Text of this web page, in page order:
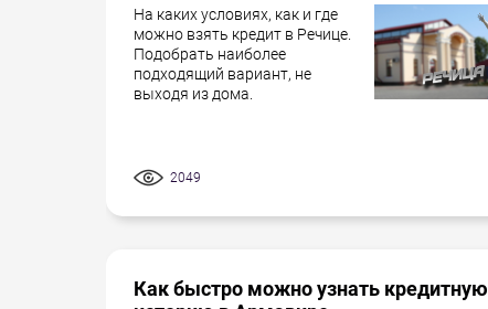
На каких условиях, как и где
можно взять кредит в Речице.
Подобрать наиболее
подходящий вариант, не
выходя из дома.
2049
Как быстро можно узнать кредитную